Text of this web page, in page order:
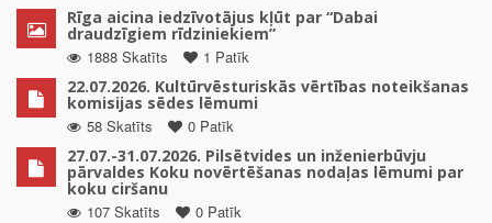
Rīga aicina iedzīvotājus kļūt par “Dabai
draudzīgiem rīdziniekiem”
1888 Skatīts
1 Patīk
22.07.2026. Kultūrvēsturiskās vērtības noteikšanas
komisijas sēdes lēmumi
58 Skatīts
0 Patīk
27.07.-31.07.2026. Pilsētvides un inženierbūvju
pārvaldes Koku novērtēšanas nodaļas lēmumi par
koku ciršanu
107 Skatīts
0 Patīk